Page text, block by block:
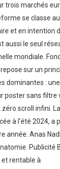
trois marchés
se classe
et en intention
aussi le seul
mondiale.
sur un
dominantes :
poster sans filtre
scroll infini.
à l’été 2024, a
année. Anas
Publicité
et rentable à